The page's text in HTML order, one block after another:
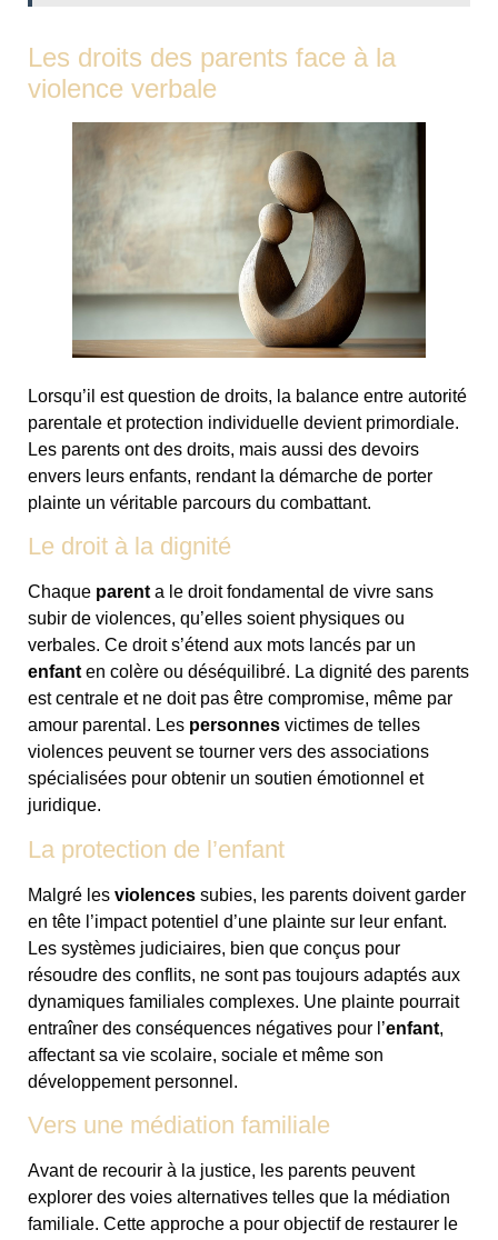
Les droits des parents face à la
violence verbale
Lorsqu’il est question de droits, la balance entre autorité
parentale et protection individuelle devient primordiale.
Les parents ont des droits, mais aussi des devoirs
envers leurs enfants, rendant la démarche de porter
plainte un véritable parcours du combattant.
Le droit à la dignité
Chaque parent a le droit fondamental de vivre sans
subir de violences, qu’elles soient physiques ou
verbales. Ce droit s’étend aux mots lancés par un
enfant en colère ou déséquilibré. La dignité des parents
est centrale et ne doit pas être compromise, même par
amour parental. Les personnes victimes de telles
violences peuvent se tourner vers des associations
spécialisées pour obtenir un soutien émotionnel et
juridique.
La protection de l’enfant
Malgré les violences subies, les parents doivent garder
en tête l’impact potentiel d’une plainte sur leur enfant.
Les systèmes judiciaires, bien que conçus pour
résoudre des conflits, ne sont pas toujours adaptés aux
dynamiques familiales complexes. Une plainte pourrait
entraîner des conséquences négatives pour l’enfant,
affectant sa vie scolaire, sociale et même son
développement personnel.
Vers une médiation familiale
Avant de recourir à la justice, les parents peuvent
explorer des voies alternatives telles que la médiation
familiale. Cette approche a pour objectif de restaurer le